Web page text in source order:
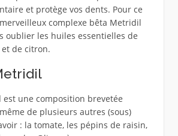
et protège vos dents. Pour ce
complexe bêta Metridil
oublier les huiles essentielles de
de citron.
une composition brevetée
de plusieurs autres (sous)
: la tomate, les pépins de raisin,